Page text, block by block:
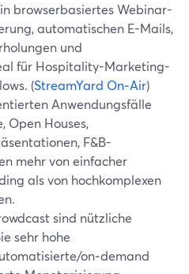
browserbasiertes Webinar-
automatischen E-Mails,
und
für Hospitality-Marketing-
(StreamYard On‑Air)
Anwendungsfälle
Open Houses,
F&B-
mehr von einfacher
als von hochkomplexen
sind nützliche
sehr hohe
on‑demand